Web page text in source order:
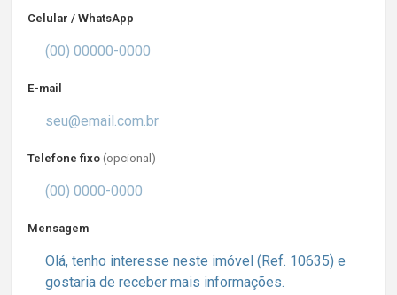
Celular / WhatsApp
E-mail
Telefone fixo (opcional)
Mensagem